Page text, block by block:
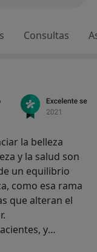
Consultas
la belleza
y la salud son
un equilibrio
como esa rama
que alteran el
y